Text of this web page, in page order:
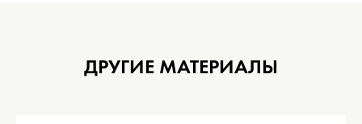
ДРУГИЕ МАТЕРИАЛЫ